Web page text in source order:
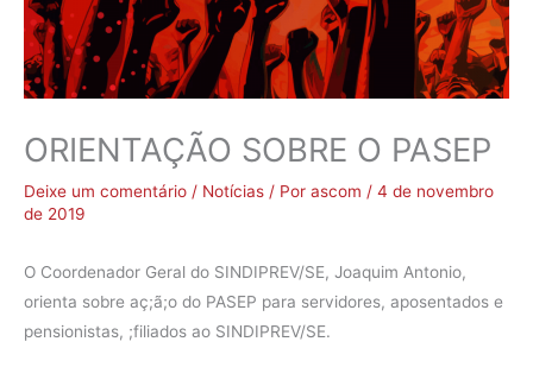
ORIENTAÇÃO SOBRE O PASEP
Deixe um comentário / Notícias / Por ascom / 4 de novembro
de 2019
O Coordenador Geral do SINDIPREV/SE, Joaquim Antonio,
orienta sobre aç;ã;o do PASEP para servidores, aposentados e
pensionistas, ;filiados ao SINDIPREV/SE.